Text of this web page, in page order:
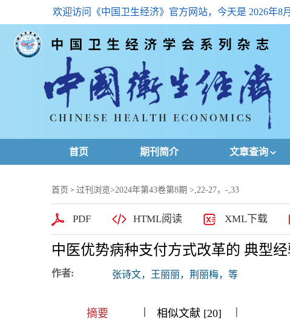
欢迎访问《中国卫生经济》官方网站，今天是 2026年8
首页 期刊简介 文章查询
高级查询
下载排名
浏览排名
首页 > 过刊浏览>2024年第43卷第8期 >,22-27，-,33
PDF HTML阅读 XML下载
中医优势病种支付方式改革的 典型
作者: 张诗文，王丽丽，荆丽梅，等
摘要 |||| 相似文献 [20] |||